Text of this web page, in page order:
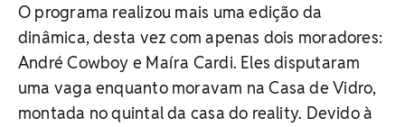
O programa realizou mais uma edição da
dinâmica, desta vez com apenas dois moradores:
André Cowboy e Maíra Cardi. Eles disputaram
uma vaga enquanto moravam na Casa de Vidro,
montada no quintal da casa do reality. Devido à